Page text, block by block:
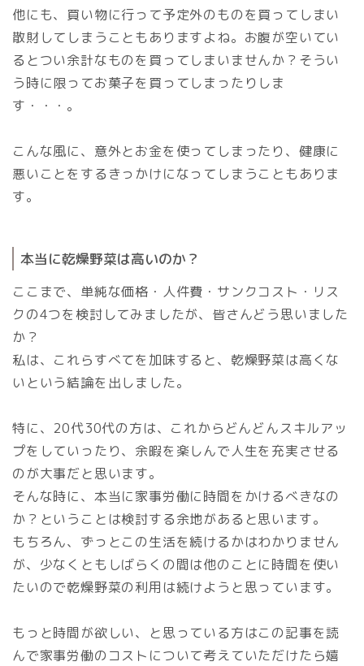
他にも、買い物に行って予定外のものを買ってしまい
散財してしまうこともありますよね。お腹が空いてい
るとつい余計なものを買ってしまいませんか？そうい
う時に限ってお菓子を買ってしまったりしま
す・・・。
こんな風に、意外とお金を使ってしまったり、健康に
悪いことをするきっかけになってしまうこともありま
す。
本当に乾燥野菜は高いのか？
ここまで、単純な価格・人件費・サンクコスト・リス
クの4つを検討してみましたが、皆さんどう思いました
か？
私は、これらすべてを加味すると、乾燥野菜は高くな
いという結論を出しました。
特に、20代30代の方は、これからどんどんスキルアッ
プをしていったり、余暇を楽しんで人生を充実させる
のが大事だと思います。
そんな時に、本当に家事労働に時間をかけるべきなの
か？ということは検討する余地があると思います。
もちろん、ずっとこの生活を続けるかはわかりません
が、少なくともしばらくの間は他のことに時間を使い
たいので乾燥野菜の利用は続けようと思っています。
もっと時間が欲しい、と思っている方はこの記事を読
んで家事労働のコストについて考えていただけたら嬉